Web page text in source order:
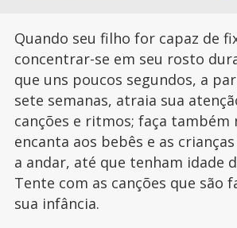
Quando seu filho for capaz de
concentrar-se em seu rosto
que uns poucos segundos, a
sete semanas, atraia sua
canções e ritmos; faça também
encanta aos bebês e as
a andar, até que tenham idade
Tente com as canções que são
sua infância.